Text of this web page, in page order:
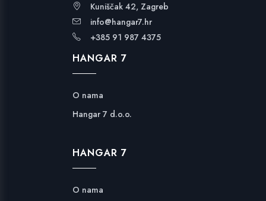
Kuniščak 42, Zagreb
info@hangar7.hr
+385 91 987 4375
HANGAR 7
O nama
Hangar 7 d.o.o.
HANGAR 7
O nama